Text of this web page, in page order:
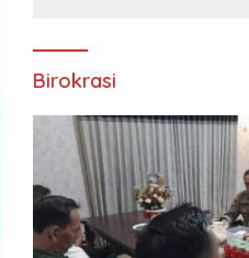
Birokrasi